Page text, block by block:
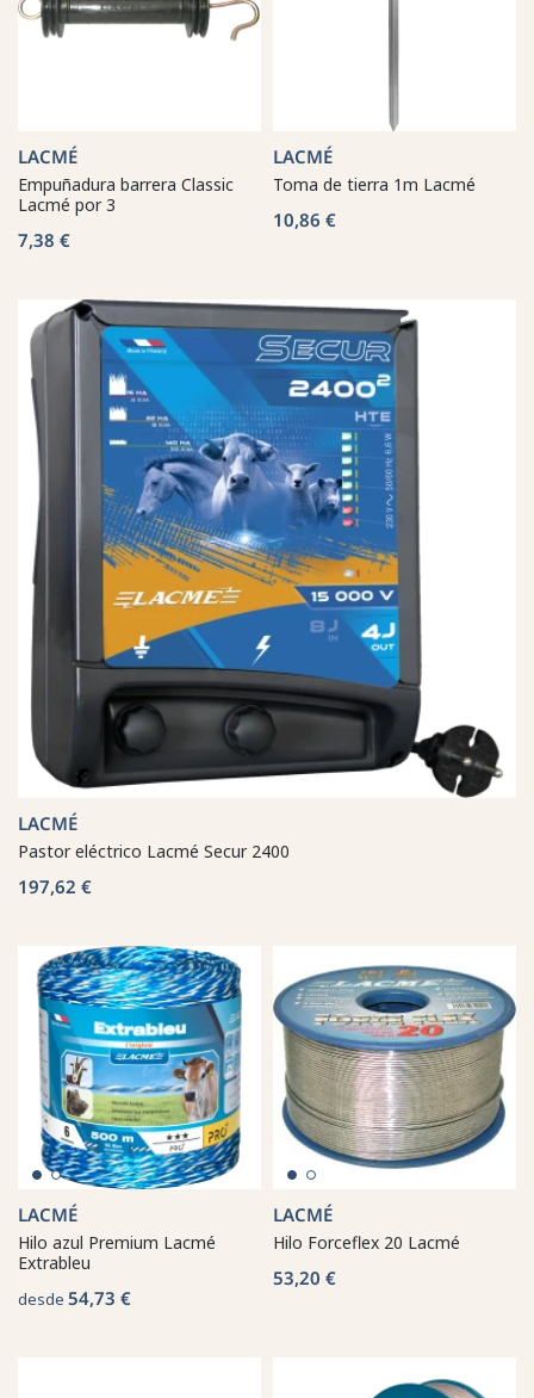
LACMÉ
Empuñadura barrera Classic
Lacmé por 3
7,38 €
LACMÉ
Toma de tierra 1m Lacmé
10,86 €
LACMÉ
Pastor eléctrico Lacmé Secur 2400
197,62 €
LACMÉ
Hilo azul Premium Lacmé
Extrableu
desde 54,73 €
LACMÉ
Hilo Forceflex 20 Lacmé
53,20 €